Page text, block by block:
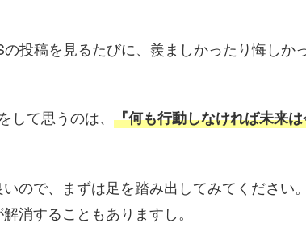
投稿を見るたびに、羨ましかったり悔しか
して思うのは、 『何も行動しなければ未来
ので、まずは足を踏み出してみてください
消することもありますし。